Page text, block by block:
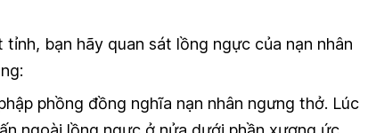
bạn hãy quan sát lồng ngực của nạn nhân
phồng đồng nghĩa nạn nhân ngưng thở. Lúc